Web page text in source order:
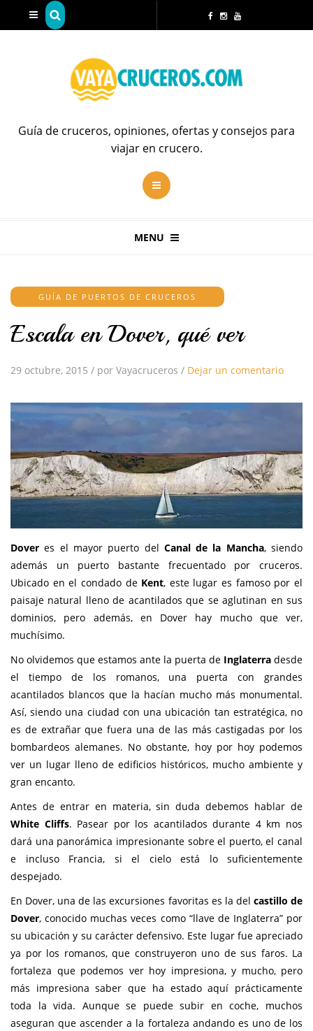
Guía de cruceros, opiniones, ofertas y consejos para
viajar en crucero.
MENU
GUÍA DE PUERTOS DE CRUCEROS
Escala en Dover, qué ver
29 octubre, 2015 / por Vayacruceros / Dejar un comentario
Dover es el mayor puerto del Canal de la Mancha, siendo
además un puerto bastante frecuentado por cruceros.
Ubicado en el condado de Kent, este lugar es famoso por el
paisaje natural lleno de acantilados que se aglutinan en sus
dominios, pero además, en Dover hay mucho que ver,
muchísimo.
No olvidemos que estamos ante la puerta de Inglaterra desde
el tiempo de los romanos, una puerta con grandes
acantilados blancos que la hacían mucho más monumental.
Así, siendo una ciudad con una ubicación tan estratégica, no
es de extrañar que fuera una de las más castigadas por los
bombardeos alemanes. No obstante, hoy por hoy podemos
ver un lugar lleno de edificios históricos, mucho ambiente y
gran encanto.
Antes de entrar en materia, sin duda debemos hablar de
White Cliffs. Pasear por los acantilados durante 4 km nos
dará una panorámica impresionante sobre el puerto, el canal
e incluso Francia, si el cielo está lo suficientemente
despejado.
En Dover, una de las excursiones favoritas es la del castillo de
Dover, conocido muchas veces como “llave de Inglaterra” por
su ubicación y su carácter defensivo. Este lugar fue apreciado
ya por los romanos, que construyeron uno de sus faros. La
fortaleza que podemos ver hoy impresiona, y mucho, pero
más impresiona saber que ha estado aquí prácticamente
toda la vida. Aunque se puede subir en coche, muchos
aseguran que ascender a la fortaleza andando es uno de los